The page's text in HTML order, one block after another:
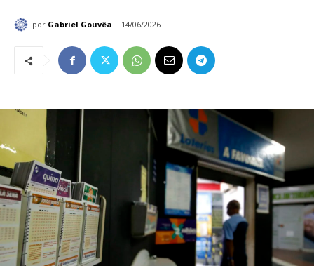
por Gabriel Gouvêa 14/06/2026